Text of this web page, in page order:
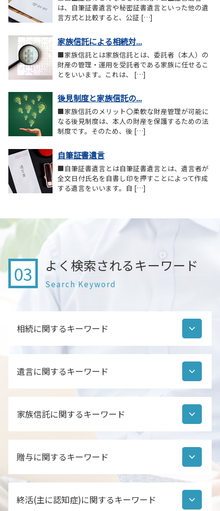
は、自筆証書遺言や秘密証書遺言といった他の遺
言方式と比較すると、公証 […]
家族信託による相続対...
■家族信託とは家族信託とは、委託者（本人）の
財産の管理・運用を受託者である家族に任せるこ
とをいいます。これは、 […]
後見制度と家族信託の...
■家族信託のメリット〇柔軟な財産管理が可能に
なる後見制度は、本人の財産を保護するための法
制度です。そのため、後 […]
自筆証書遺言
■自筆証書遺言とは自筆証書遺言とは、遺言者が
全文日付氏名を自書し印を押すことによって作成
する遺言をいいます。自 […]
03 よく検索されるキーワード
Search Keyword
相続に関するキーワード
相続手続き 行政書士
相続財産調査 行政書士
遺産分割協議書 ポイント
遺産分割協議書 作成
遺産分割協議書 行政書士
後見人 相続人調査
相続人 順位
相続人 範囲
相続人調査 方法
遺言に関するキーワード
遺言書 効力
遺言書作成
公正証書遺言 代理人
公正証書遺言 注意点
公正証書遺言 証人 必要書類
公正証書遺言 デメリット
家族信託に関するキーワード
家族信託 費用 行政書士
家族信託 親亡き後
家族信託 手続き方法
家族信託
贈与に関するキーワード
贈与 種類
終活(主に認知症)に関するキーワード